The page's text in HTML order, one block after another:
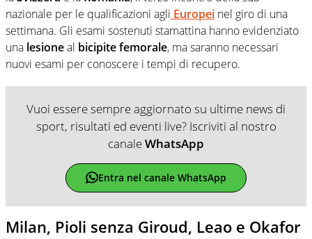
nazionale per le qualificazioni agli Europei nel giro di una
settimana. Gli esami sostenuti stamattina hanno evidenziato
una lesioneal bicipitefemorale, ma saranno necessari
nuovi esami per conoscere i tempi di recupero.
Vuoi essere sempre aggiornato su ultime news di
sport, risultati ed eventi live? Iscriviti al nostro
canaleWhatsApp
Entra nel canale WhatsApp
Milan, Pioli senza Giroud, Leao e Okafor